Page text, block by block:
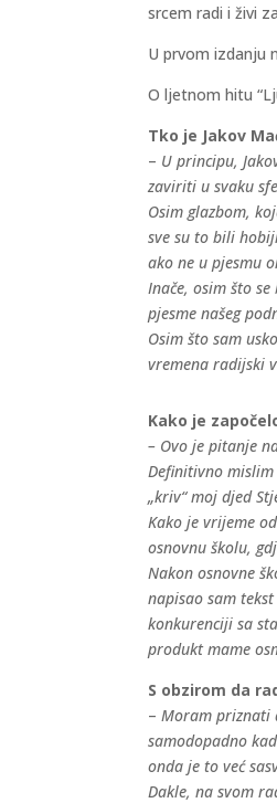
srcem radi i živi
U prvom izdanju
O ljetnom hitu
Tko je Jakov
– U principu,
zaviriti u svaku
Osim glazbom,
sve su to bili
ako ne u pjesmu
Inače, osim što
pjesme našeg
Osim što sam
vremena radijski
Kako je
– Ovo je pitanje
Definitivno mislim
„kriv“ moj djed
Kako je vrijeme
osnovnu školu,
Nakon osnovne
napisao sam
konkurenciji sa
produkt mame
S obzirom da
–Moram priznati
samodopadno
onda je to već
Dakle, na svom